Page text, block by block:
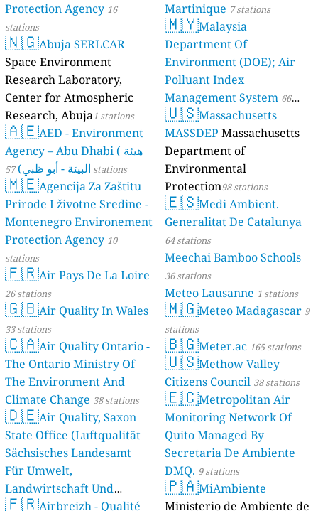
Protection Agency 16
stations
🇳🇬Abuja SERLCAR
Space Environment
Research Laboratory,
Center for Atmospheric
Research, Abuja1 stations
🇦🇪AED - Environment
Agency – Abu Dhabi ( هيئة
البيئة - أبو ظبي) 57 stations
🇲🇪Agencija Za Zaštitu
Prirode I životne Sredine -
Montenegro Environement
Protection Agency 10
stations
🇫🇷Air Pays De La Loire
26 stations
🇬🇧Air Quality In Wales
33 stations
🇨🇦Air Quality Ontario -
The Ontario Ministry Of
The Environment And
Climate Change 38 stations
🇩🇪Air Quality, Saxon
State Office (Luftqualität
Sächsisches Landesamt
Für Umwelt,
Landwirtschaft Und
Geologie) 50 stations
🇫🇷Airbreizh - Qualité
Martinique 7 stations
🇲🇾Malaysia
Department Of
Environment (DOE); Air
Polluant Index
Management System 66
stations
🇺🇸Massachusetts
MASSDEP Massachusetts
Department of
Environmental
Protection98 stations
🇪🇸Medi Ambient.
Generalitat De Catalunya
64 stations
Meechai Bamboo Schools
36 stations
Meteo Lausanne 1 stations
🇲🇬Meteo Madagascar 9
stations
🇧🇬Meter.ac 165 stations
🇺🇸Methow Valley
Citizens Council 38 stations
🇪🇨Metropolitan Air
Monitoring Network Of
Quito Managed By
Secretaria De Ambiente
DMQ. 9 stations
🇵🇦MiAmbiente
Ministerio de Ambiente de